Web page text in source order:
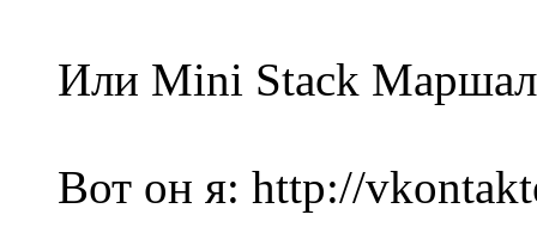
Или Mini Stack
Вот он я: http://